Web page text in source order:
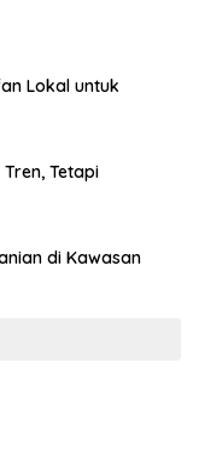
Lokal untuk
Tetapi
di Kawasan